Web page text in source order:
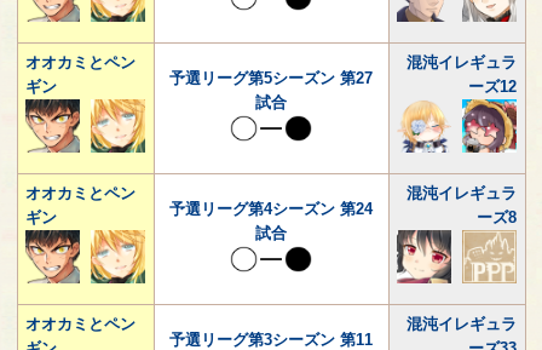
オオカミとペン
ギン
予選リーグ第5シーズン 第27
試合
混沌イレギュラ
ーズ12
オオカミとペン
ギン
予選リーグ第4シーズン 第24
試合
混沌イレギュラ
ーズ8
オオカミとペン
予選リーグ第3シーズン 第11
混沌イレギュラ